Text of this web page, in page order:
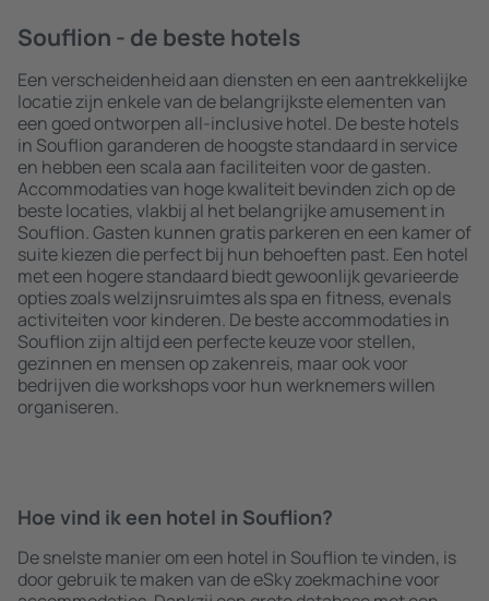
Souflion - de beste hotels
Een verscheidenheid aan diensten en een aantrekkelijke
locatie zijn enkele van de belangrijkste elementen van
een goed ontworpen all-inclusive hotel. De beste hotels
in Souflion garanderen de hoogste standaard in service
en hebben een scala aan faciliteiten voor de gasten.
Accommodaties van hoge kwaliteit bevinden zich op de
beste locaties, vlakbij al het belangrijke amusement in
Souflion. Gasten kunnen gratis parkeren en een kamer of
suite kiezen die perfect bij hun behoeften past. Een hotel
met een hogere standaard biedt gewoonlijk gevarieerde
opties zoals welzijnsruimtes als spa en fitness, evenals
activiteiten voor kinderen. De beste accommodaties in
Souflion zijn altijd een perfecte keuze voor stellen,
gezinnen en mensen op zakenreis, maar ook voor
bedrijven die workshops voor hun werknemers willen
organiseren.
Hoe vind ik een hotel in Souflion?
De snelste manier om een hotel in Souflion te vinden, is
door gebruik te maken van de eSky zoekmachine voor